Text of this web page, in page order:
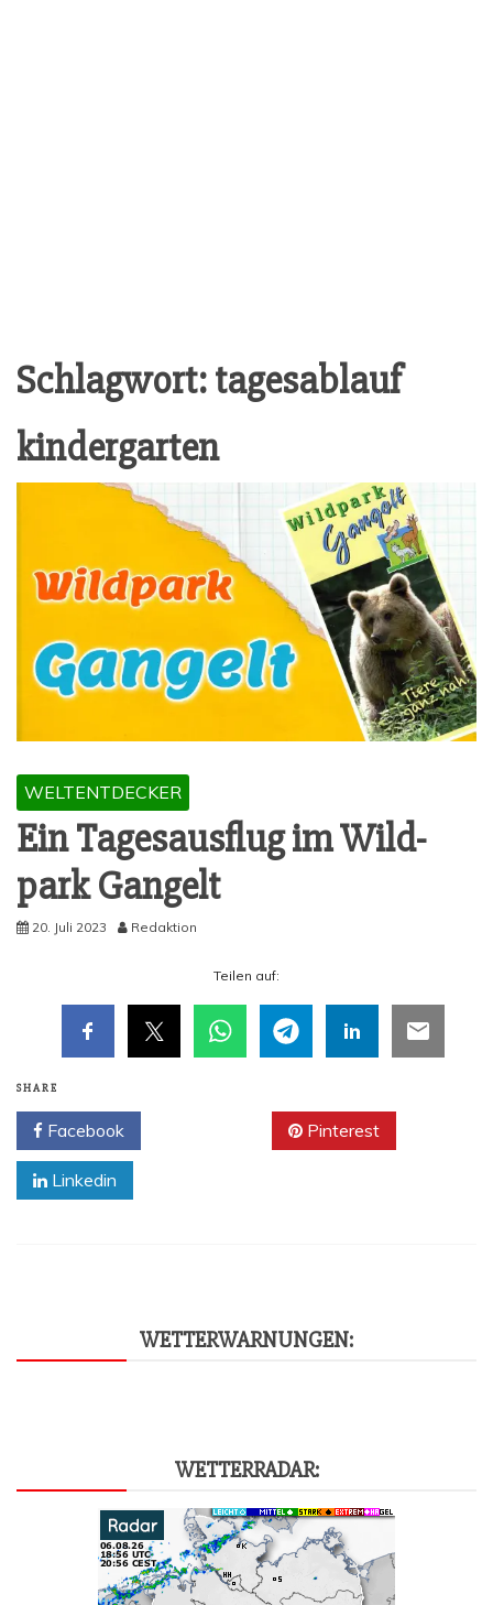
Schlagwort:tagesablauf
kindergarten
WELTENTDECKER
Ein Tages­aus­flug im Wild­
park Gangelt
20. Juli 2023 Redaktion
Tei­len auf:
SHARE
Facebook Pinterest
Linkedin
WET­TER­WAR­NUN­GEN:
WET­TER­RA­DAR: